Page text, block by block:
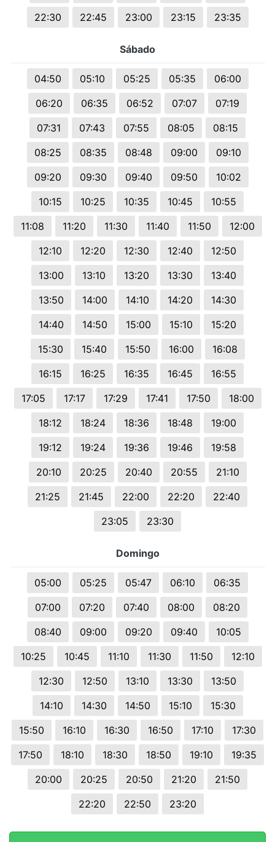
22:30
22:45 23:00 23:15 23:35
Sábado
04:50 05:10 05:25 05:35
06:00
06:20
06:35 06:52 07:07
07:19
07:31
07:43 07:55 08:05
08:15
08:25
08:35 08:48 09:00
09:10
09:20
09:30 09:40 09:50
10:02
10:15
10:25 10:35 10:45
10:55
11:08
11:20 11:30 11:40 11:50
12:00
12:10
12:20 12:30 12:40
12:50
13:00
13:10 13:20 13:30
13:40
13:50
14:00 14:10 14:20
14:30
14:40
14:50 15:00 15:10
15:20
15:30
15:40 15:50 16:00
16:08
16:15
16:25 16:35 16:45
16:55
17:05
17:17 17:29 17:41 17:50
18:00
18:12
18:24 18:36 18:48
19:00
19:12
19:24 19:36 19:46
19:58
20:10
20:25 20:40 20:55
21:10
21:25
21:45 22:00 22:20
22:40
23:05
23:30
Domingo
05:00 05:25 05:47 06:10
06:35
07:00
07:20 07:40 08:00
08:20
08:40
09:00 09:20 09:40
10:05
10:25
10:45 11:10 11:30 11:50
12:10
12:30
12:50 13:10 13:30
13:50
14:10
14:30 14:50 15:10
15:30
15:50
16:10 16:30 16:50 17:10
17:30
17:50
18:10 18:30 18:50 19:10
19:35
20:00
20:25 20:50 21:20
21:50
22:20
22:50 23:20